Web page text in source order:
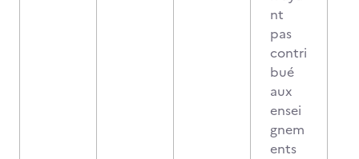
nt
pas
contri
bué
aux
ensei
gnem
ents